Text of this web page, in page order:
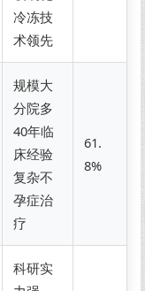
冷冻技
术领先
规模大
分院多
40年临
床经验
复杂不
孕症治
疗
61.
8%
科研实